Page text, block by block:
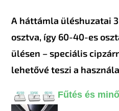
A háttámla üléshuzatai
osztva, így 60-40-es
ülésen – speciális
lehetővé teszi a
Fűtés és